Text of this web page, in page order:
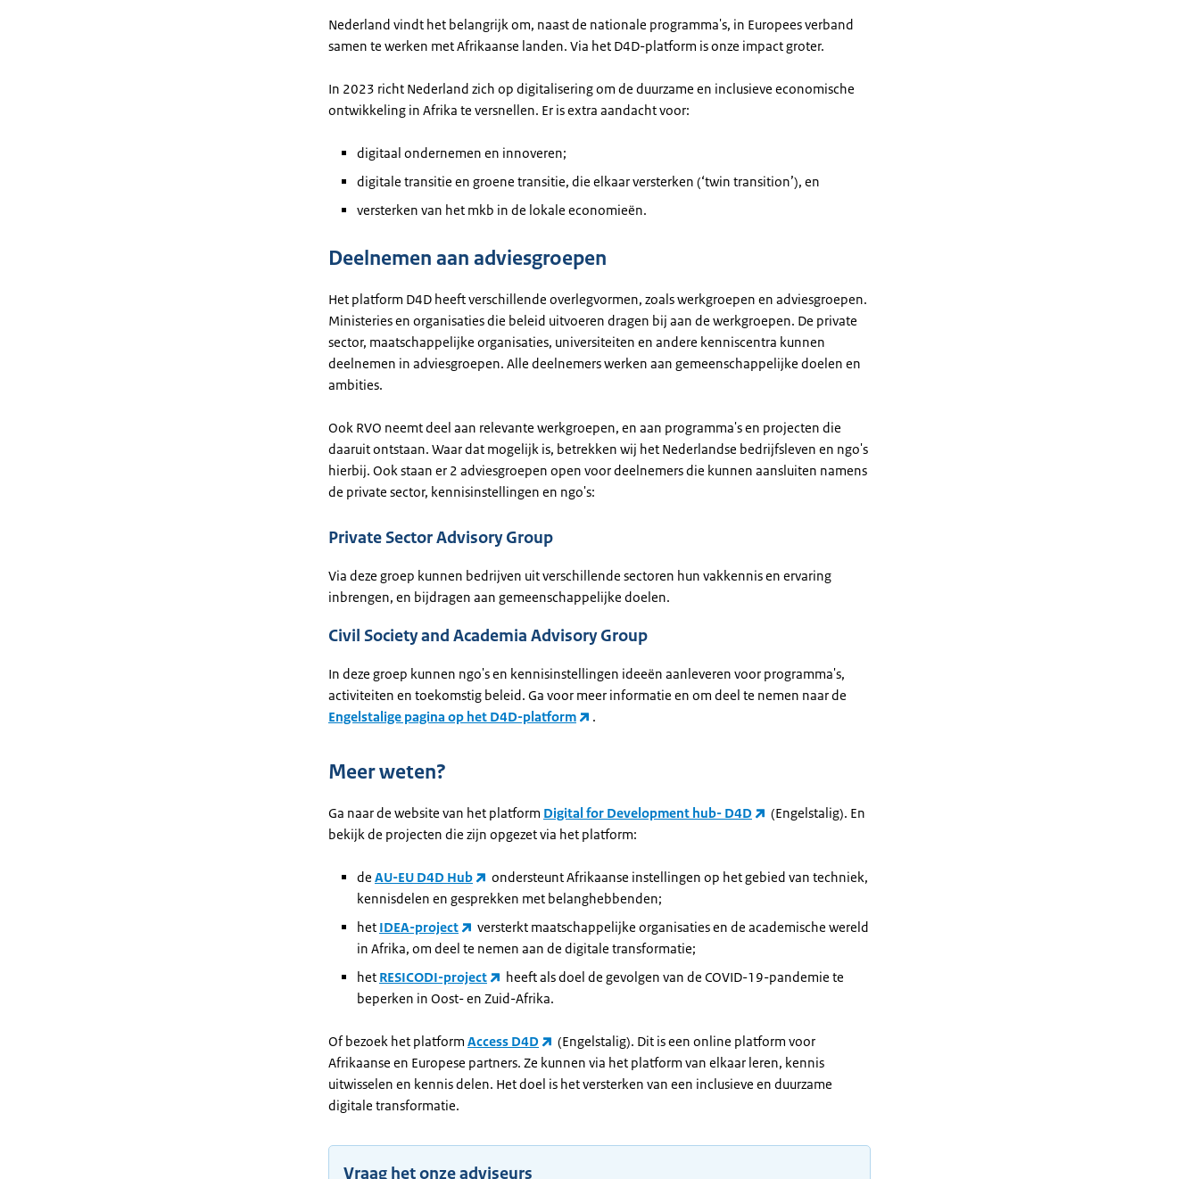
Nederland vindt het belangrijk om, naast de nationale programma's, in Europees verband
samen te werken met Afrikaanse landen. Via het D4D-platform is onze impact groter.
In 2023 richt Nederland zich op digitalisering om de duurzame en inclusieve economische
ontwikkeling in Afrika te versnellen. Er is extra aandacht voor:
digitaal ondernemen en innoveren;
digitale transitie en groene transitie, die elkaar versterken (‘twin transition’), en
versterken van het mkb in de lokale economieën.
Deelnemen aan adviesgroepen
Het platform D4D heeft verschillende overlegvormen, zoals werkgroepen en adviesgroepen.
Ministeries en organisaties die beleid uitvoeren dragen bij aan de werkgroepen. De private
sector, maatschappelijke organisaties, universiteiten en andere kenniscentra kunnen
deelnemen in adviesgroepen. Alle deelnemers werken aan gemeenschappelijke doelen en
ambities.
Ook RVO neemt deel aan relevante werkgroepen, en aan programma's en projecten die
daaruit ontstaan. Waar dat mogelijk is, betrekken wij het Nederlandse bedrijfsleven en ngo's
hierbij. Ook staan er 2 adviesgroepen open voor deelnemers die kunnen aansluiten namens
de private sector, kennisinstellingen en ngo's:
Private Sector Advisory Group
Via deze groep kunnen bedrijven uit verschillende sectoren hun vakkennis en ervaring
inbrengen, en bijdragen aan gemeenschappelijke doelen.
Civil Society and Academia Advisory Group
In deze groep kunnen ngo's en kennisinstellingen ideeën aanleveren voor programma's,
activiteiten en toekomstig beleid. Ga voor meer informatie en om deel te nemen naar de
Engelstalige pagina op het D4D-platform
.
Meer weten?
Ga naar de website van het platform Digital for Development hub- D4D
(Engelstalig). En
bekijk de projecten die zijn opgezet via het platform:
de AU-EU D4D Hub
ondersteunt Afrikaanse instellingen op het gebied van techniek,
kennisdelen en gesprekken met belanghebbenden;
het IDEA-project
versterkt maatschappelijke organisaties en de academische wereld
in Afrika, om deel te nemen aan de digitale transformatie;
het RESICODI-project
heeft als doel de gevolgen van de COVID-19-pandemie te
beperken in Oost- en Zuid-Afrika.
Of bezoek het platform Access D4D
(Engelstalig). Dit is een online platform voor
Afrikaanse en Europese partners. Ze kunnen via het platform van elkaar leren, kennis
uitwisselen en kennis delen. Het doel is het versterken van een inclusieve en duurzame
digitale transformatie.
Vraag het onze adviseurs